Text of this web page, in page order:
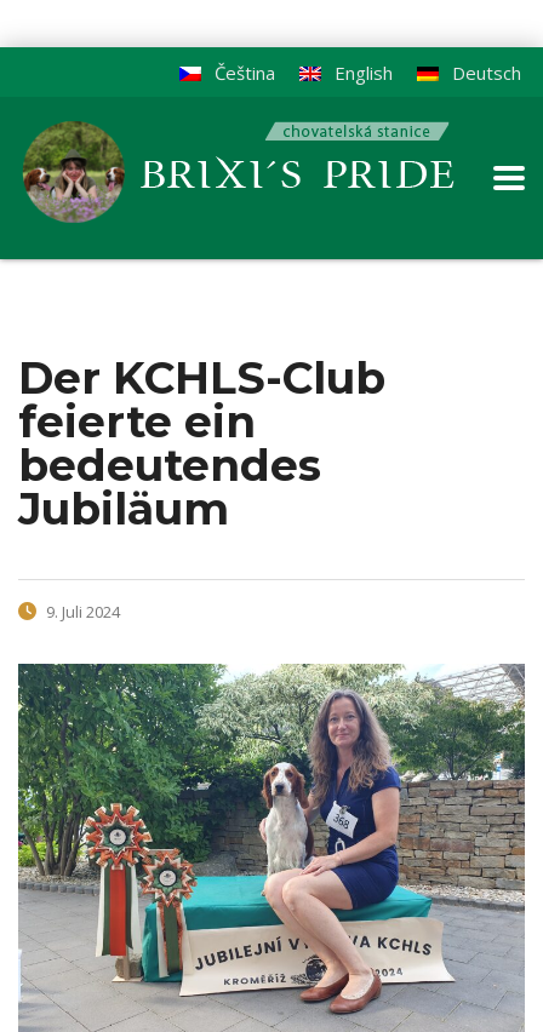
Deutsch
English
Čeština
Der KCHLS-Club
feierte ein
bedeutendes
Jubiläum
9. Juli 2024